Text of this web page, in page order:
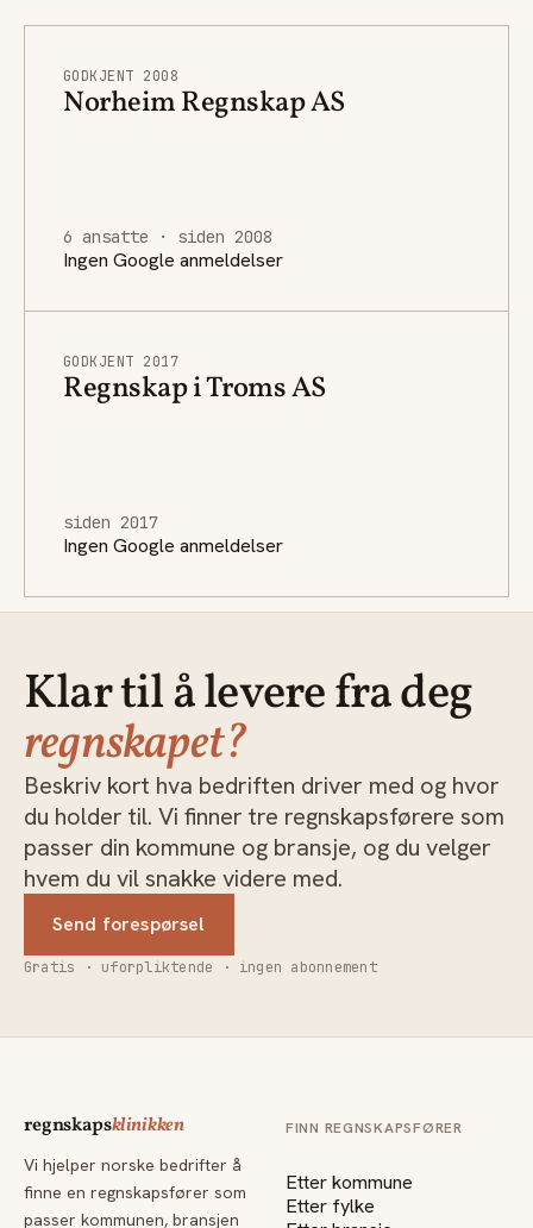
GODKJENT 2008
Norheim Regnskap AS
6 ansatte · siden 2008
Ingen Google anmeldelser
GODKJENT 2017
Regnskap i Troms AS
siden 2017
Ingen Google anmeldelser
Klar til å levere fra deg
regnskapet?
Beskriv kort hva bedriften driver med og hvor
du holder til. Vi finner tre regnskapsførere som
passer din kommune og bransje, og du velger
hvem du vil snakke videre med.
Send forespørsel
Gratis · uforpliktende · ingen abonnement
regnskapsklinikken
Vi hjelper norske bedrifter å
finne en regnskapsfører som
passer kommunen, bransjen
FINN REGNSKAPSFØRER
Etter kommune
Etter fylke